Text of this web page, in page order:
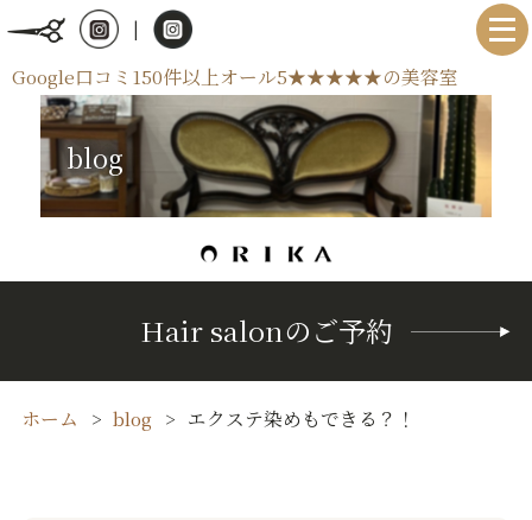
|
Google口コミ150件以上オール5★★★★★の美容室
blog
Hair salonのご予約
ホーム blog エクステ染めもできる？！